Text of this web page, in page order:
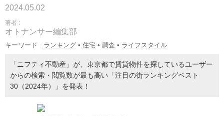
2024.05.02
著者 :
オトナンサー編集部
キーワード : ランキング • 住宅 • 調査 • ライフスタイル
「ニフティ不動産」が、東京都で賃貸物件を探しているユーザー
からの検索・閲覧数が最も高い「注目の街ランキングベスト
30（2024年）」を発表！